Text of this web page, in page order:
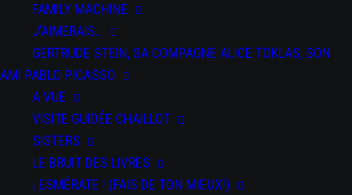
FAMILY MACHINE
J’AIMERAIS…
GERTRUDE STEIN, SA COMPAGNE ALICE TOKLAS, SON
AMI PABLO PICASSO
A VUE
VISITE GUIDÉE CHAILLOT
SISTERS
LE BRUIT DES LIVRES
¡ ESMÉRATE ! (FAIS DE TON MIEUX!)
DATE
du 15 au 17